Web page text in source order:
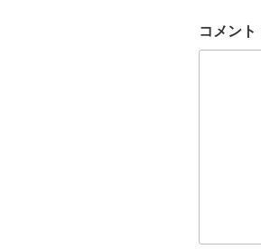
コメント